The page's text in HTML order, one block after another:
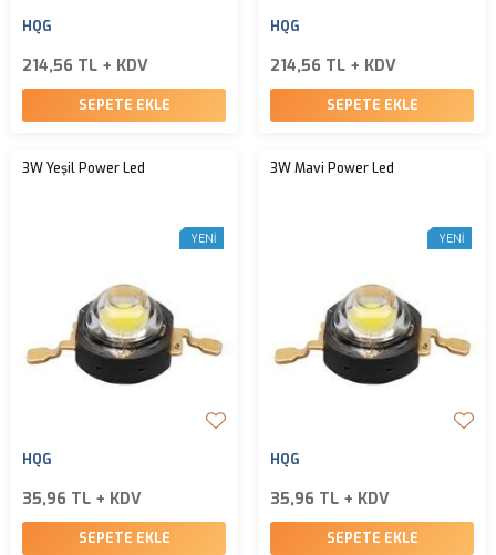
HQG
214,56 TL + KDV
SEPETE EKLE
HQG
214,56 TL + KDV
SEPETE EKLE
3W Yeşil Power Led
YENI
HQG
35,96 TL + KDV
SEPETE EKLE
3W Mavi Power Led
YENI
HQG
35,96 TL + KDV
SEPETE EKLE